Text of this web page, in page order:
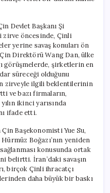
Devlet Başkanı Şi
zirve öncesinde, Çinli
yerine savaş konuları ön
Direktörü Wang Dan, ülke
görüşmelerde, şirketlerin en
süreceği olduğunu
zirveyle ilgili beklentilerinin
ve bazı firmaların,
ikinci yarısında
ifade etti.
Başekonomisti Yue Su,
Boğazı’nın yeniden
konusunda ortak
belirtti. İran’daki savaşın
birçok Çinli ihracatçı
daha büyük bir baskı